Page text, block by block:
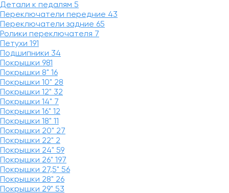
Детали к педалям 5
Переключатели передние 43
Переключатели задние 65
Ролики переключателя 7
Петухи 191
Подшипники 34
Покрышки 981
Покрышки 8" 16
Покрышки 10" 28
Покрышки 12" 32
Покрышки 14" 7
Покрышки 16" 12
Покрышки 18" 11
Покрышки 20" 27
Покрышки 22" 2
Покрышки 24" 59
Покрышки 26" 197
Покрышки 27,5" 56
Покрышки 28" 26
Покрышки 29" 53